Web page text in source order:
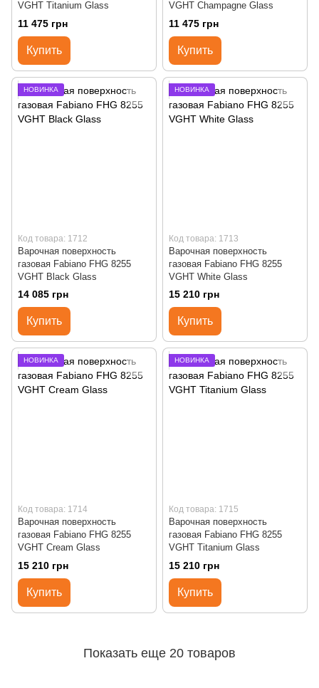
VGHT Titanium Glass
11 475 грн
Купить
VGHT Champagne Glass
11 475 грн
Купить
НОВИНКА
Код товара: 1712
Варочная поверхность
газовая Fabiano FHG 8255
VGHT Black Glass
14 085 грн
Купить
НОВИНКА
Код товара: 1713
Варочная поверхность
газовая Fabiano FHG 8255
VGHT White Glass
15 210 грн
Купить
НОВИНКА
Код товара: 1714
Варочная поверхность
газовая Fabiano FHG 8255
VGHT Cream Glass
15 210 грн
Купить
НОВИНКА
Код товара: 1715
Варочная поверхность
газовая Fabiano FHG 8255
VGHT Titanium Glass
15 210 грн
Купить
Показать еще 20 товаров